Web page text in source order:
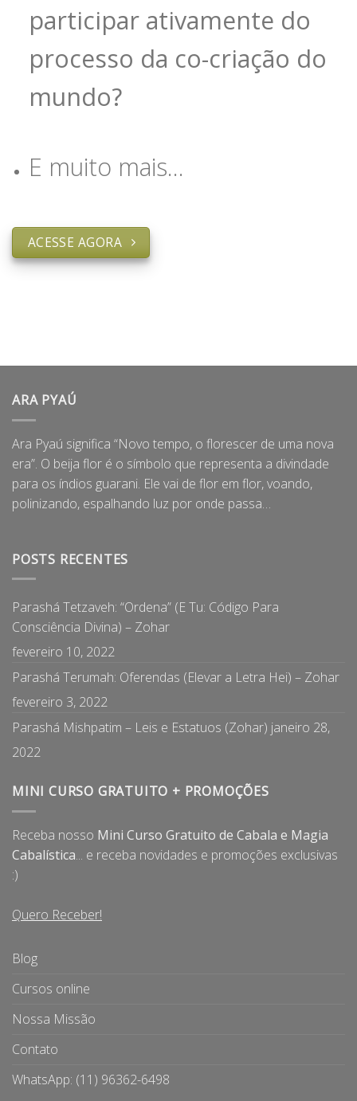
participar ativamente do
processo da co-criação do
mundo?
E muito mais…
ACESSE AGORA
ARA PYAÚ
Ara Pyaú significa “Novo tempo, o florescer de uma nova
era”. O beija flor é o símbolo que representa a divindade
para os índios guarani. Ele vai de flor em flor, voando,
polinizando, espalhando luz por onde passa…
POSTS RECENTES
Parashá Tetzaveh: “Ordena” (E Tu: Código Para
Consciência Divina) – Zohar
fevereiro 10, 2022
Parashá Terumah: Oferendas (Elevar a Letra Hei) – Zohar
fevereiro 3, 2022
Parashá Mishpatim – Leis e Estatuos (Zohar) janeiro 28,
2022
MINI CURSO GRATUITO + PROMOÇÕES
Receba nosso Mini Curso Gratuito de Cabala e Magia
Cabalística... e receba novidades e promoções exclusivas
:)
Quero Receber!
Blog
Cursos online
Nossa Missão
Contato
WhatsApp: (11) 96362-6498